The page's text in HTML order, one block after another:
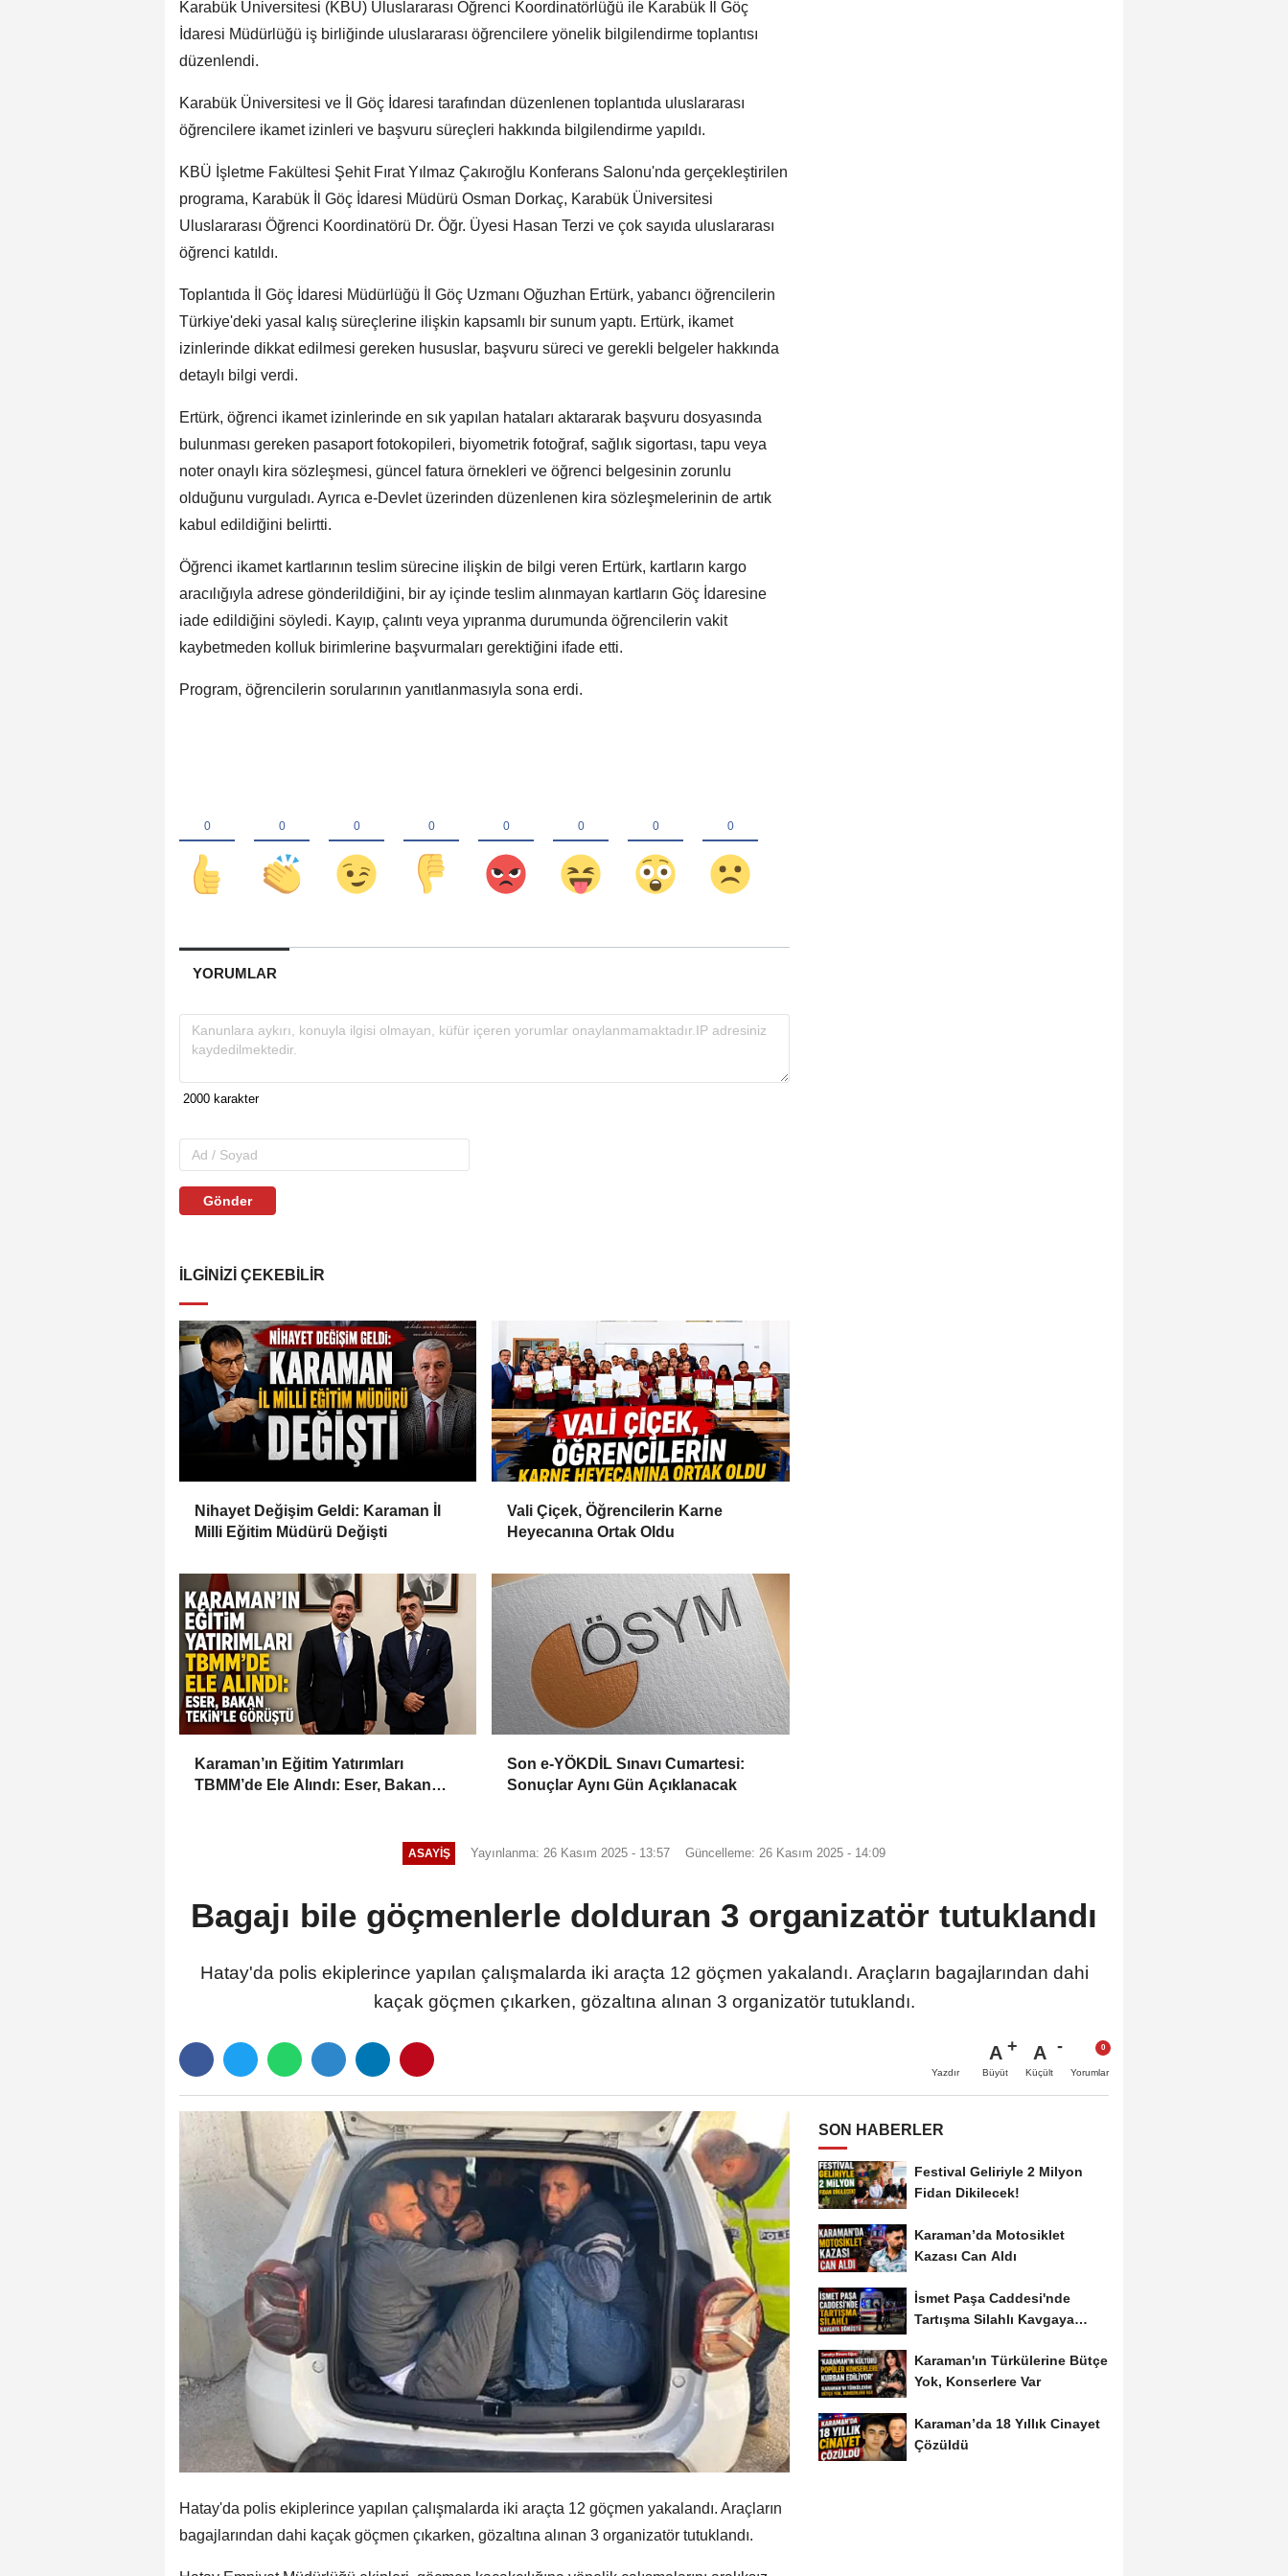
Karabük Üniversitesi (KBÜ) Uluslararası Öğrenci Koordinatörlüğü ile Karabük İl Göç
İdaresi Müdürlüğü iş birliğinde uluslararası öğrencilere yönelik bilgilendirme toplantısı
düzenlendi.
Karabük Üniversitesi ve İl Göç İdaresi tarafından düzenlenen toplantıda uluslararası
öğrencilere ikamet izinleri ve başvuru süreçleri hakkında bilgilendirme yapıldı.
KBÜ İşletme Fakültesi Şehit Fırat Yılmaz Çakıroğlu Konferans Salonu'nda gerçekleştirilen
programa, Karabük İl Göç İdaresi Müdürü Osman Dorkaç, Karabük Üniversitesi
Uluslararası Öğrenci Koordinatörü Dr. Öğr. Üyesi Hasan Terzi ve çok sayıda uluslararası
öğrenci katıldı.
Toplantıda İl Göç İdaresi Müdürlüğü İl Göç Uzmanı Oğuzhan Ertürk, yabancı öğrencilerin
Türkiye'deki yasal kalış süreçlerine ilişkin kapsamlı bir sunum yaptı. Ertürk, ikamet
izinlerinde dikkat edilmesi gereken hususlar, başvuru süreci ve gerekli belgeler hakkında
detaylı bilgi verdi.
Ertürk, öğrenci ikamet izinlerinde en sık yapılan hataları aktararak başvuru dosyasında
bulunması gereken pasaport fotokopileri, biyometrik fotoğraf, sağlık sigortası, tapu veya
noter onaylı kira sözleşmesi, güncel fatura örnekleri ve öğrenci belgesinin zorunlu
olduğunu vurguladı. Ayrıca e-Devlet üzerinden düzenlenen kira sözleşmelerinin de artık
kabul edildiğini belirtti.
Öğrenci ikamet kartlarının teslim sürecine ilişkin de bilgi veren Ertürk, kartların kargo
aracılığıyla adrese gönderildiğini, bir ay içinde teslim alınmayan kartların Göç İdaresine
iade edildiğini söyledi. Kayıp, çalıntı veya yıpranma durumunda öğrencilerin vakit
kaybetmeden kolluk birimlerine başvurmaları gerektiğini ifade etti.
Program, öğrencilerin sorularının yanıtlanmasıyla sona erdi.
YORUMLAR
Gönder
İLGINIZI ÇEKEBILIR
Nihayet Değişim Geldi: Karaman İl
Milli Eğitim Müdürü Değişti
Vali Çiçek, Öğrencilerin Karne
Heyecanına Ortak Oldu
Karaman’ın Eğitim Yatırımları
TBMM’de Ele Alındı: Eser, Bakan
Son e-YÖKDİL Sınavı Cumartesi:
Sonuçlar Aynı Gün Açıklanacak
ASAYIŞ Yayınlanma: 26 Kasım 2025 - 13:57 Güncelleme: 26 Kasım 2025 - 14:09
Bagajı bile göçmenlerle dolduran 3 organizatör tutuklandı
Hatay'da polis ekiplerince yapılan çalışmalarda iki araçta 12 göçmen yakalandı. Araçların bagajlarından dahi
kaçak göçmen çıkarken, gözaltına alınan 3 organizatör tutuklandı.
Yazdır
A
Büyüt
A
Küçült Yorumlar
Hatay'da polis ekiplerince yapılan çalışmalarda iki araçta 12 göçmen yakalandı. Araçların
bagajlarından dahi kaçak göçmen çıkarken, gözaltına alınan 3 organizatör tutuklandı.
SON HABERLER
Festival Geliriyle 2 Milyon
Fidan Dikilecek!
Karaman’da Motosiklet
Kazası Can Aldı
İsmet Paşa Caddesi'nde
Tartışma Silahlı Kavgaya
Karaman'ın Türkülerine Bütçe
Yok, Konserlere Var
Karaman’da 18 Yıllık Cinayet
Çözüldü